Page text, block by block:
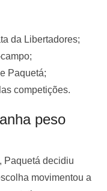
da Libertadores;
Paquetá;
competições.
peso
Paquetá decidiu
movimentou a